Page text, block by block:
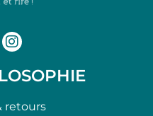
retours